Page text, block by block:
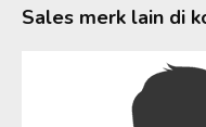
Sales merk lain di